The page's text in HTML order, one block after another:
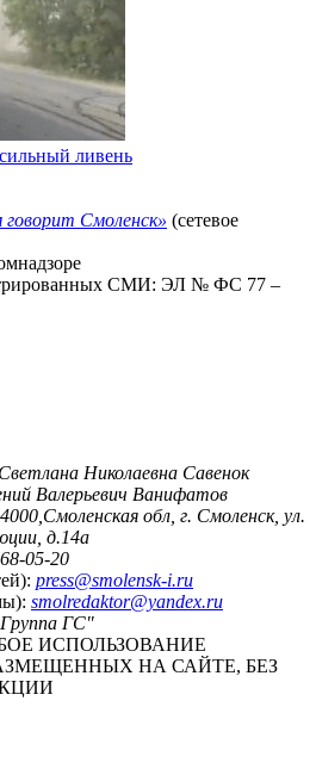
ливень
Смоленск» (сетевое
СМИ: ЭЛ № ФС 77 –
Светлана Николаевна Савенок
Валерьевич Ванифатов
обл, г. Смоленск, ул.
д.14а
05-20
press@smolensk-i.ru
smolredaktor@yandex.ru
ГС"
ИСПОЛЬЗОВАНИЕ
НА САЙТЕ, БЕЗ